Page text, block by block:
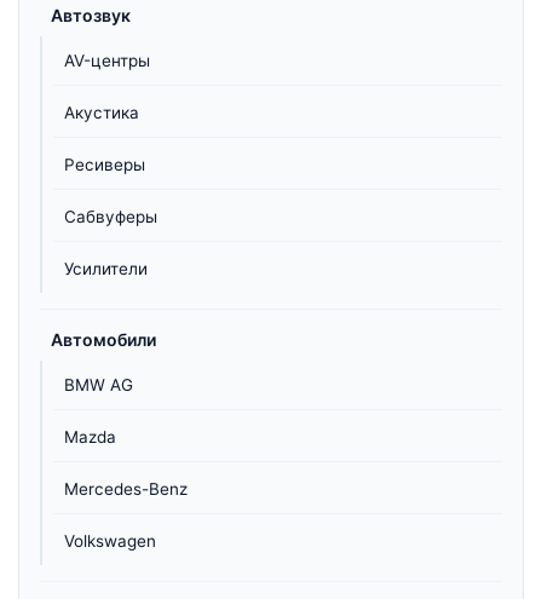
Автозвук
AV-центры
Акустика
Ресиверы
Сабвуферы
Усилители
Автомобили
BMW AG
Mazda
Mercedes-Benz
Volkswagen